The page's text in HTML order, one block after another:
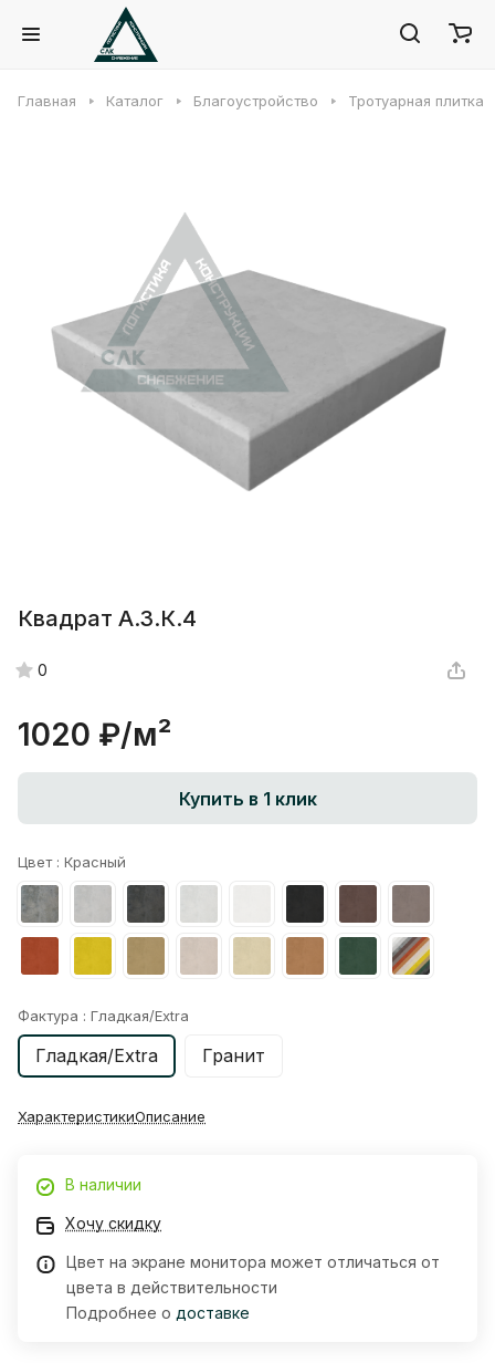
Главная Каталог Благоустройство Тротуарная плитка
Квадрат А.3.К.4
0
1020 ₽/м²
Купить в 1 клик
Цвет : Красный
Фактура : Гладкая/Extra
Гладкая/Extra Гранит
ХарактеристикиОписание
В наличии
Хочу скидку
Цвет на экране монитора может отличаться от
цвета в действительности
Подробнее о доставке